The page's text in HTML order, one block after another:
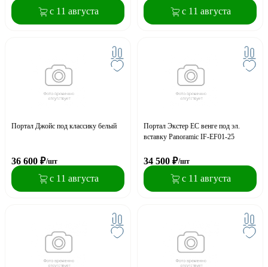
с 11 августа с 11 августа
Портал Джойс под классику белый
36 600 ₽/шт
с 11 августа
Портал Экстер ЕС венге под эл.
вставку Panoramic IF-EF01-25
34 500 ₽/шт
с 11 августа